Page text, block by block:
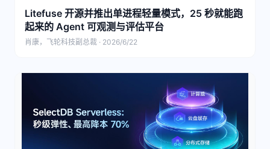
Litefuse 开源并推出单进程轻量模式，25 秒就能跑
起来的 Agent 可观测与评估平台
肖康，飞轮科技副总裁 · 2026/6/22